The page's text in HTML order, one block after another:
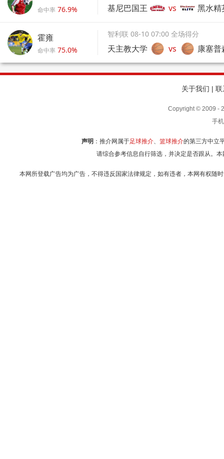
命中率 76.9% 基尼巴国王 vs 黑水精
霍雍
命中率 75.0%
智利联 08-10 07:00 全场得分
天主教大学 vs 康塞普
关于我们 | 联
Copyright © 2009 -
手
声明 ：推介网属于足球推介、 篮球推介的第三方中立
请综合参考信息自行筛选，并决定是否跟从。
本网所登载广告均为广告，不得违反国家法律规定，如有违者，本网有权随